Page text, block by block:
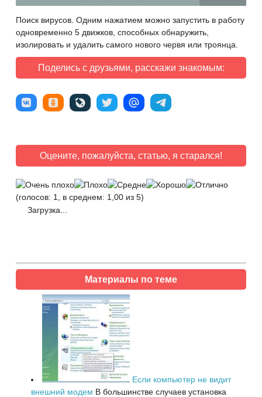
Поиск вирусов. Одним нажатием можно запустить в работу
одновременно 5 движков, способных обнаружить,
изолировать и удалить самого нового червя или троянца.
Поделись с друзьями, расскажи знакомым:
Оцените, пожалуйста, статью, я старался!
(голосов: 1, в среднем: 1,00 из 5)
Загрузка...
Материалы по теме
Если компьютер не видит
внешний модем В большинстве случаев установка